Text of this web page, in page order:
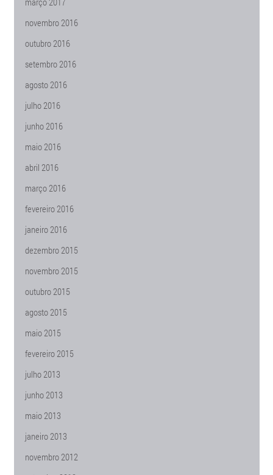
novembro 2016
outubro 2016
setembro 2016
agosto 2016
julho 2016
junho 2016
maio 2016
abril 2016
março 2016
fevereiro 2016
janeiro 2016
dezembro 2015
novembro 2015
outubro 2015
agosto 2015
maio 2015
fevereiro 2015
julho 2013
junho 2013
maio 2013
janeiro 2013
novembro 2012